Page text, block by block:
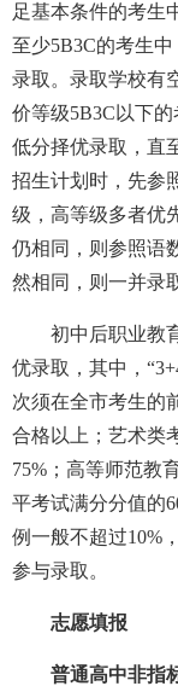
足基本条件的考生
至少5B3C的考生
录取。录取学校有
价等级5B3C以下
低分择优录取，直
招生计划时，先参
级，高等级多者优
仍相同，则参照语
然相同，则一并录
初中后职业教育
优录取，其中，
次须在全市考生的
合格以上；艺术类
75%；高等师范教
平考试满分分值的
例一般不超过10%
参与录取。
志愿填报
普通高中非指